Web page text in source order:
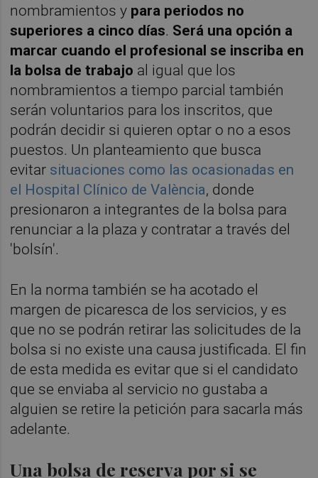
nombramientos y para periodos no
superiores a cinco días. Será una opción a
marcar cuando el profesional se inscriba en
la bolsa de trabajo al igual que los
nombramientos a tiempo parcial también
serán voluntarios para los inscritos, que
podrán decidir si quieren optar o no a esos
puestos. Un planteamiento que busca
evitar situaciones como las ocasionadas en
el Hospital Clínico de València, donde
presionaron a integrantes de la bolsa para
renunciar a la plaza y contratar a través del
'bolsín'.
En la norma también se ha acotado el
margen de picaresca de los servicios, y es
que no se podrán retirar las solicitudes de la
bolsa si no existe una causa justificada. El fin
de esta medida es evitar que si el candidato
que se enviaba al servicio no gustaba a
alguien se retire la petición para sacarla más
adelante.
Una bolsa de reserva por si se